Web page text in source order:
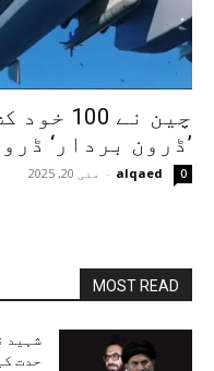
چین نے
’ڈرون بردار‘
alqaed
- مئی 20, 2025 0
MOST READ
شہید
حدت